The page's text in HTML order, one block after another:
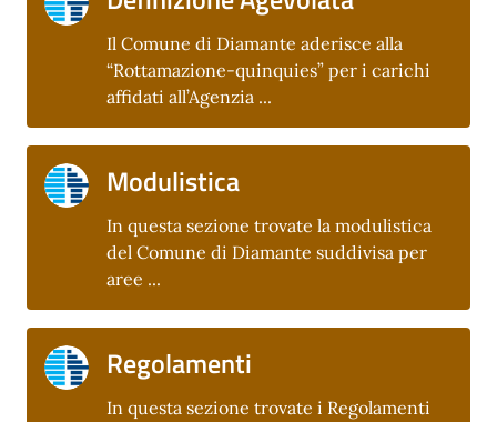
Il Comune di Diamante aderisce alla
“Rottamazione-quinquies” per i carichi
affidati all’Agenzia ...
Modulistica
In questa sezione trovate la modulistica
del Comune di Diamante suddivisa per
aree ...
Regolamenti
In questa sezione trovate i Regolamenti